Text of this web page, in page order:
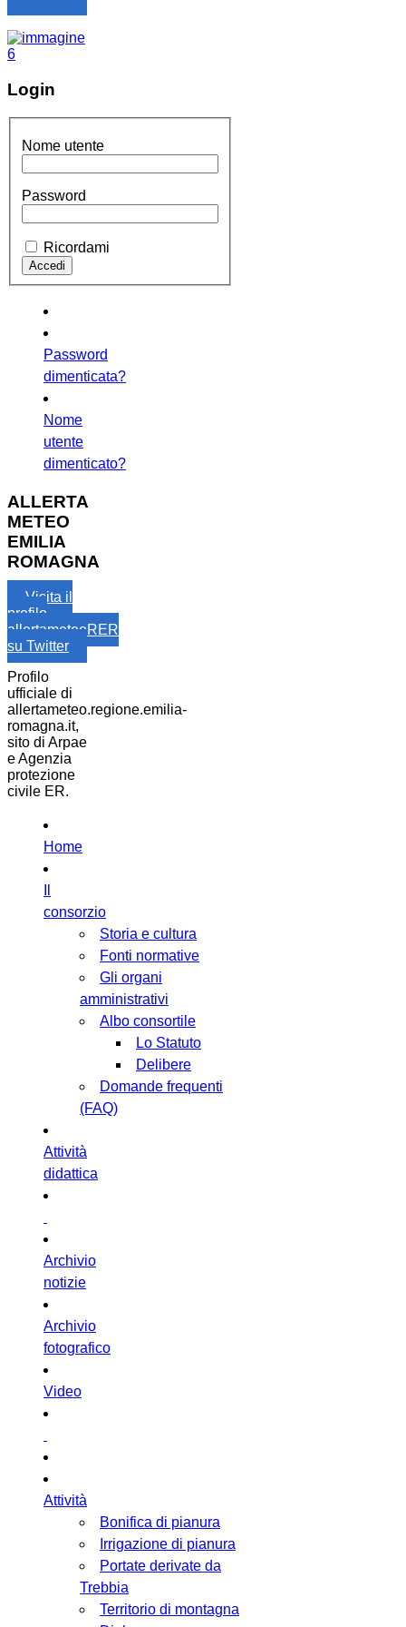
Login
Nome utente
Password
Ricordami
Password
dimenticata?
Nome
utente
dimenticato?
ALLERTA
METEO
EMILIA
ROMAGNA
Visita il
profilo
allertameteoRER
su Twitter
Profilo
ufficiale di
allertameteo.regione.emilia-
romagna.it,
sito di Arpae
e Agenzia
protezione
civile ER.
Home
consorzio
Storia e cultura
Fonti normative
Gli organi
amministrativi
Albo consortile
Lo Statuto
Delibere
Domande frequenti
(FAQ)
Attività
didattica
Archivio
notizie
Archivio
fotografico
Video
Attività
Bonifica di pianura
Irrigazione di pianura
Portate derivate da
Trebbia
Territorio di montagna